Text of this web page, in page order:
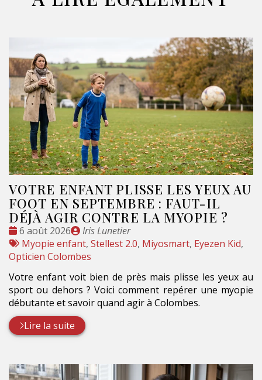
VOTRE ENFANT PLISSE LES YEUX AU
FOOT EN SEPTEMBRE : FAUT-IL
DÉJÀ AGIR CONTRE LA MYOPIE ?
Date
:
6 août 2026
Publié
par
Iris Lunetier
Tags
:
Myopie enfant, Stellest 2.0, Miyosmart, Eyezen Kid,
Opticien Colombes
Votre enfant voit bien de près mais plisse les yeux au
sport ou dehors ? Voici comment repérer une myopie
débutante et savoir quand agir à Colombes.
Lire la suite